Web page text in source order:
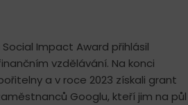
Impact Award přihlásil
vzdělávání. Na konci
a v roce 2023 získali grant
Googlu, kteří jim na půl